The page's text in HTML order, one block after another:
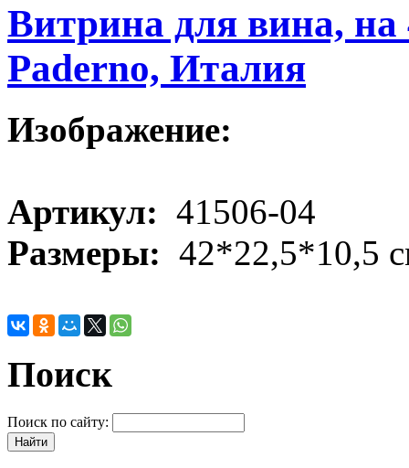
Витрина для вина, на
Paderno, Италия
Изображение:
Артикул: 41506-04
Размеры: 42*22,5*10,5
Поиск
Поиск по сайту: